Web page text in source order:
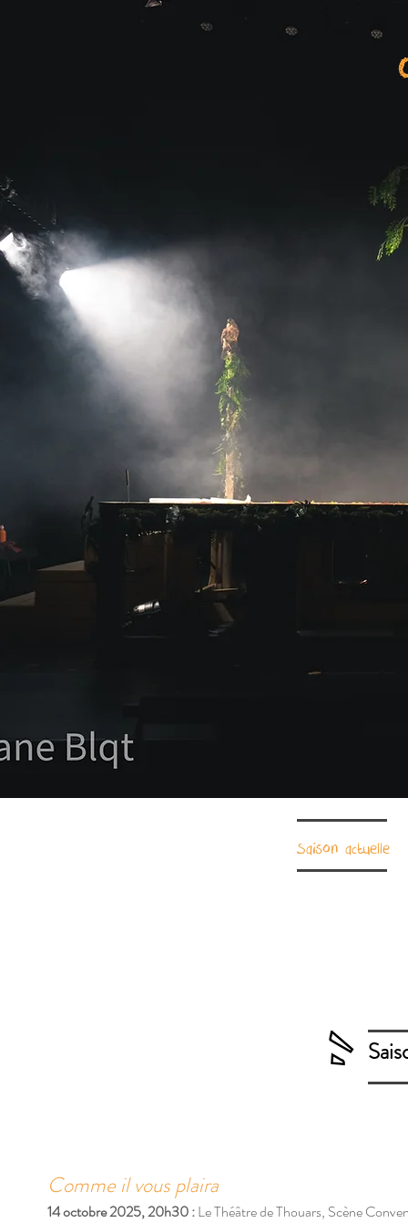
Saison actuelle
Comme il vous plaira
14 octobre 2025, 20h30 :Le Théâtre de Thouars, Scène